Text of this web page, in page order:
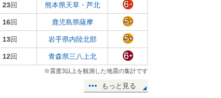
23回 熊本県天草・芦北
16回 鹿児島県薩摩
13回 岩手県内陸北部
12回 青森県三八上北
※震度3以上を観測した地震の集計です
もっと見る